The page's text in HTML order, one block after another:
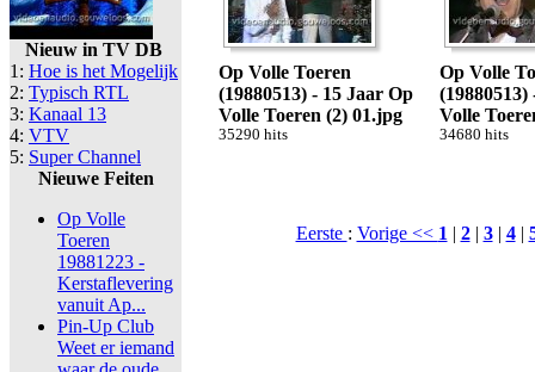
Nieuw in TV DB
1: Hoe is het Mogelijk
2: Typisch RTL
3: Kanaal 13
4: VTV
5: Super Channel
Nieuwe Feiten
Op Volle
Toeren
19881223 -
Kerstaflevering
vanuit Ap...
Pin-Up Club
Weet er iemand
Op Volle Toeren
(19880513) - 15 Jaar Op
Volle Toeren (2) 01.jpg
35290 hits
Op Volle
Volle
34680 hits
Eerste : Vorige << 1 | 2| 3| 4|